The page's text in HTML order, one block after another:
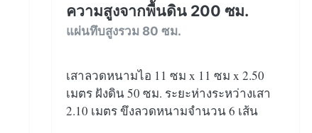
ความสูงจากพื้นดิน 200 ซม.
แผ่นทึบสูงรวม 80 ซม.
เสาลวดหนามไอ 11 ซม x 11 ซม x 2.50
เมตร ฝังดิน 50 ซม. ระยะห่างระหว่างเสา
2.10 เมตร ขึงลวดหนามจำนวน 6 เส้น